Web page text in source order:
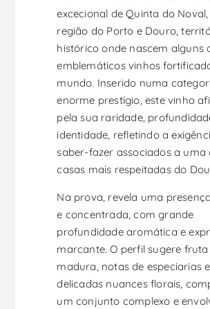
excecional de Quinta do
região do Porto e Douro,
histórico onde nascem alguns
emblemáticos vinhos
mundo. Inserido numa
enorme prestígio, este vinho
pela sua raridade,
identidade, refletindo a
saber-fazer associados a uma
casas mais respeitadas do
Na prova, revela uma
e concentrada, com grande
profundidade aromática e
marcante. O perfil sugere
madura, notas de especiarias e
delicadas nuances florais,
um conjunto complexo e